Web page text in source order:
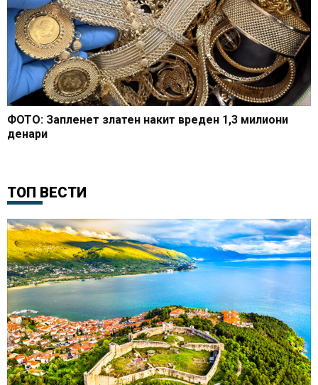
ФОТО: Запленет златен накит вреден 1,3 милиони
денари
ТОП ВЕСТИ